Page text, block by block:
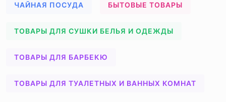
ЧАЙНАЯ ПОСУДА БЫТОВЫЕ ТОВАРЫ
ТОВАРЫ ДЛЯ СУШКИ БЕЛЬЯ И ОДЕЖДЫ
ТОВАРЫ ДЛЯ БАРБЕКЮ
ТОВАРЫ ДЛЯ ТУАЛЕТНЫХ И ВАННЫХ КОМНАТ